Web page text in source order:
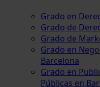
Grado en
Grado de
Grado de
Grado en
Barcelona
Grado en
Públicas en